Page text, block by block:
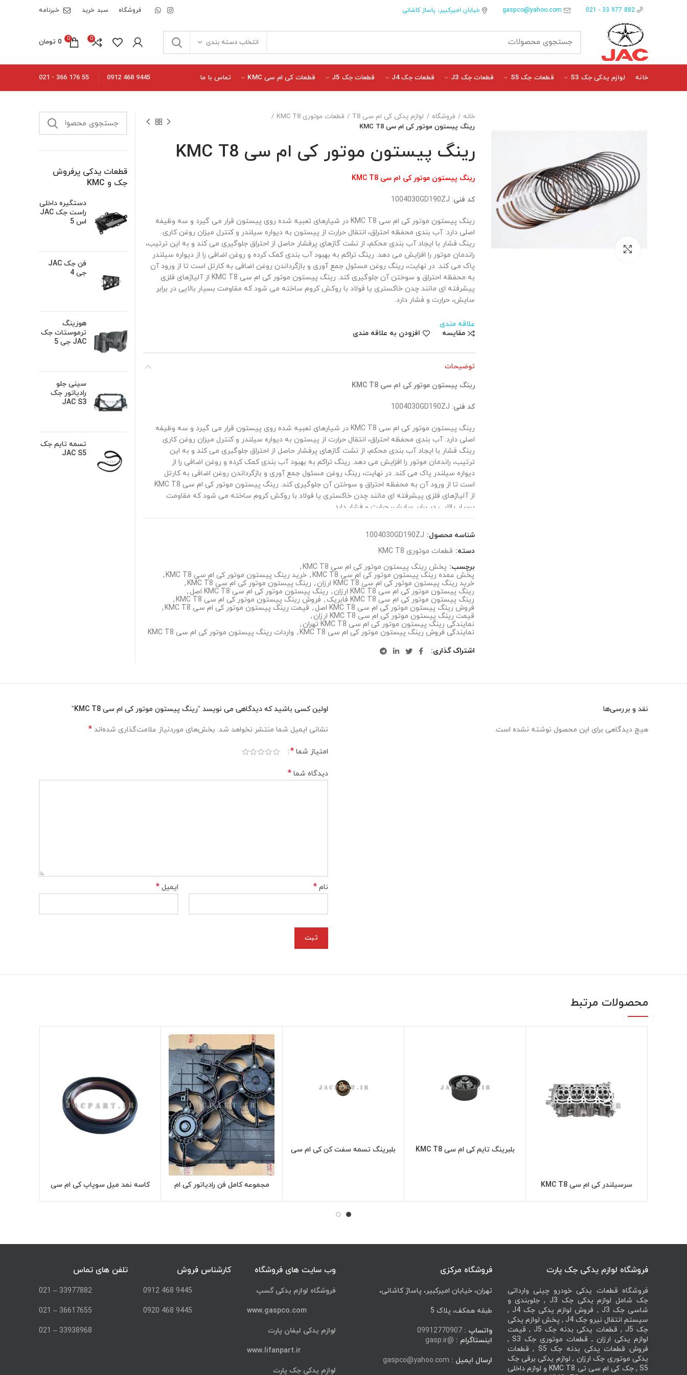
خیابان امیرکبیر، پاساژ کاشانی فروشگاه سبد خرید خبرنامه
انتخاب دسته بندی 0
0
0 تومان
خانه لوازم یدکی جک S3 قطعات جک S5 قطعات جک J3 قطعات جک J4 قطعات جک J5 قطعات کی ام سی KMC تماس با ما 9445 468 0912
55 176 366 - 021
خانه فروشگاه لوازم یدکی کی ام سی T8
قطعات موتوری KMC T8
رینگ پیستون موتور کی ام سی KMC T8
رینگ پیستون موتور کی ام سی KMC T8
رینگ پیستون موتور کی ام سیKMC T8
کد فنی: 1004030GD190ZJ
رینگ پیستون موتور کی ام سی KMC T8 در شیارهای تعبیه شده روی پیستون قرار می گیرد و سه وظیفه
اصلی دارد: آب بندی محفظه احتراق، انتقال حرارت از پیستون به دیواره سیلندر و کنترل میزان روغن کاری.
رینگ فشار با ایجاد آب بندی محکم، از نشت گازهای پرفشار حاصل از احتراق جلوگیری می کند و به این ترتیب،
راندمان موتور را افزایش می دهد. رینگ تراکم به بهبود آب بندی کمک کرده و روغن اضافی را از دیواره سیلندر
پاک می کند. در نهایت، رینگ روغن مسئول جمع آوری و بازگرداندن روغن اضافی به کارتل است تا از ورود آن
به محفظه احتراق و سوختن آن جلوگیری کند. رینگ پیستون موتور کی ام سی KMC T8 از آلیاژهای فلزی
پیشرفته ای مانند چدن خاکستری یا فولاد با روکش کروم ساخته می شود که مقاومت بسیار بالایی در برابر
سایش، حرارت و فشار دارد.
علاقه مندی
مقایسه
افزودن به علاقه مندی
توضیحات
رینگ پیستون موتور کی ام سیKMC T8
کد فنی: 1004030GD190ZJ
رینگ پیستون موتور کی ام سی KMC T8 در شیارهای تعبیه شده روی پیستون قرار می گیرد و سه وظیفه
اصلی دارد: آب بندی محفظه احتراق، انتقال حرارت از پیستون به دیواره سیلندر و کنترل میزان روغن کاری.
رینگ فشار با ایجاد آب بندی محکم، از نشت گازهای پرفشار حاصل از احتراق جلوگیری می کند و به این
ترتیب، راندمان موتور را افزایش می دهد. رینگ تراکم به بهبود آب بندی کمک کرده و روغن اضافی را از
دیواره سیلندر پاک می کند. در نهایت، رینگ روغن مسئول جمع آوری و بازگرداندن روغن اضافی به کارتل
است تا از ورود آن به محفظه احتراق و سوختن آن جلوگیری کند. رینگ پیستون موتور کی ام سی KMC T8
از آلیاژهای فلزی پیشرفته ای مانند چدن خاکستری یا فولاد با روکش کروم ساخته می شود که مقاومت
بسیار بالایی در برابر سایش، حرارت و فشار دارد.
شناسه محصول: 1004030GD190ZJ
دسته: قطعات موتوری KMC T8
برچسب: پخش رینگ پیستون موتور کی ام سی KMC T8
,
پخش عمده رینگ پیستون موتور کی ام سی KMC T8
, خرید رینگ پیستون موتور کی ام سی KMC T8
,
خرید رینگ پیستون موتور کی ام سی KMC T8 ارزان
, رینگ پیستون موتور کی ام سی KMC T8
,
رینگ پیستون موتور کی ام سی KMC T8 ارزان
, رینگ پیستون موتور کی ام سی KMC T8 اصل
,
رینگ پیستون موتور کی ام سی KMC T8 فابریک
, فروش رینگ پیستون موتور کی ام سی KMC T8
,
فروش رینگ پیستون موتور کی ام سی KMC T8 اصل
, قیمت رینگ پیستون موتور کی ام سی KMC T8
,
قیمت رینگ پیستون موتور کی ام سی KMC T8 ارزان
,
نمایندگی رینگ پیستون موتور کی ام سی KMC T8 تهران
,
نمایندگی فروش رینگ پیستون موتور کی ام سی KMC T8
, واردات رینگ پیستون موتور کی ام سی KMC T8
اشتراک گذاری
قطعات یدکی پرفروش
جک و KMC
دستگیره داخلی
راست جک JAC
اس 5
فن جک JAC
جی 4
هوزینگ
ترموستات جک
JAC جی 5
سینی جلو
رادیاتور جک
JAC S3
تسمه تایم جک
JAC S5
نقد و بررسی‌ها
هیچ دیدگاهی برای این محصول نوشته نشده است.
اولین کسی باشید که دیدگاهی می نویسد “رینگ پیستون موتور کی ام سی KMC T8”
نشانی ایمیل شما منتشر نخواهد شد. بخش‌های موردنیاز علامت‌گذاری شده‌اند *
امتیاز شما *
دیدگاه شما *
نام * ایمیل *
محصولات مرتبط
اطلاعات بیشترسرسیلندر کی ام سی KMC T8
اطلاعات بیشتر
بلبرینگ تایم کی ام سی KMC T8 اطلاعات بیشتر
بلبرینگ تسمه سفت کن کی ام سی
اطلاعات بیشتر
مجموعه کامل فن رادیاتور کی ام
اطلاعات بیشتر
کاسه نمد میل سوپاپ کی ام سی
فروشگاه لوازم یدکی جک پارت
فروشگاه قطعات یدکی خودرو چینی وارداتی
جک شامل لوازم یدکی جک J3 , جلوبندی و
شاسی جک J3 , فروش لوازم یدکی جک J4 ,
سیستم انتقال نیرو جک J4 , پخش لوازم یدکی
جک J5 , قطعات یدکی بدنه جک J5 , قیمت
لوازم یدکی ارزان , قطعات موتوری جک S3 ,
فروش قطعات یدکی بدنه جک S5 , قطعات
یدکی موتوری جک ارزان , لوازم یدکی برقی جک
S5 , جک کی ام سی تی KMC T8 و لوازم داخلی
فروشگاه مرکزی
تهران، خیابان امیرکبیر، پاساژ کاشانی،
طبقه همکف، پلاک 5
واتساپ : 09912770907
اینستاگرام : @gasp.ir
ارسال ایمیل : gaspco@yahoo.com
وب سایت های فروشگاه
فروشگاه لوازم یدکی گسپ
www.gaspco.com
لوازم یدکی لیفان پارت
www.lifanpart.ir
لوازم یدکی جک پارت
کارشناس فروش
9445 468 0912
9445 468 0920
تلفن های تماس
33977882 – 021
36617655 – 021
33938968 – 021